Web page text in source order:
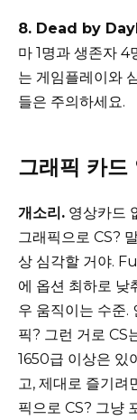
8. Dead by
마 1명과 생존자 4
는 게임플레이와
들은 주의하세요.
그래픽 카드
개소리. 영상카드
그래픽으로 CS?
상 심각할 거야.
에 옵션 최하로 낮
우 움직이는 수준.
픽? 그런 거로 CS
1650급 이상은 있
고, 제대로 즐기려
픽으로 CS? 그냥